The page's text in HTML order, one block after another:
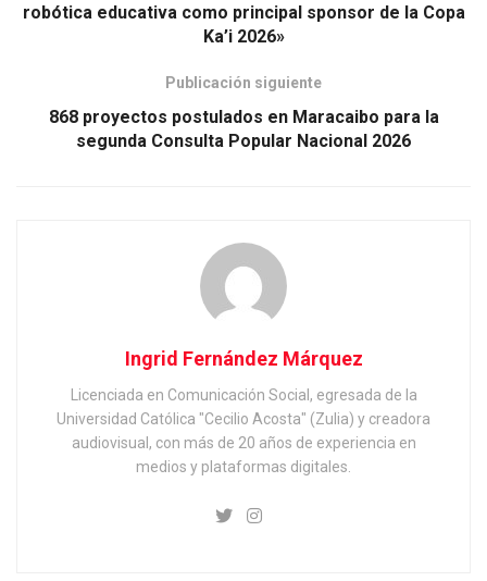
robótica educativa como principal sponsor de la Copa
Ka’i 2026»
Publicación siguiente
868 proyectos postulados en Maracaibo para la
segunda Consulta Popular Nacional 2026
Ingrid Fernández Márquez
Licenciada en Comunicación Social, egresada de la
Universidad Católica "Cecilio Acosta" (Zulia) y creadora
audiovisual, con más de 20 años de experiencia en
medios y plataformas digitales.